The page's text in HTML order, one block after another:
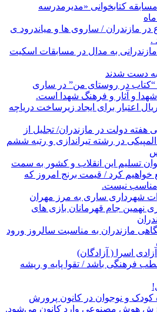
کتابخوانی «مدیرمدرسه
در مازندران / ساروی ها و میاندرود ی
.
به مدال در مسابقات اسکیت
به دست شدند
“کتاب در روستای من” در ساری
و آثار و فرهنگ شهدا است.
میلیارد ریال اعتبار برای ایجاد زیرساخت دریاچه
ورزشی هفته دولت در مازندران/ تجلیل از
المپیکی در رشته تیراندازی و رتبه ششم
تسلیم این انقلاب و کشور به سمت
خواهیم کرد / قیمت برنج امروز که
نیست.
شهرداری ساری به مرز مهران
جام قهرمانان بازی های
مازندران به مناسبت سالروز ورود
اسرا ( آزادگان)
فرهنگی باشد / تقوا پایه و ریشه
ویژه کودک و نوجوان در کانون پرورش
هوش مصنوعی وارد کانون می‌شود.